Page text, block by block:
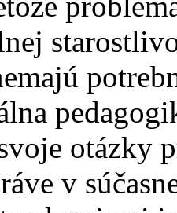
otázky
v